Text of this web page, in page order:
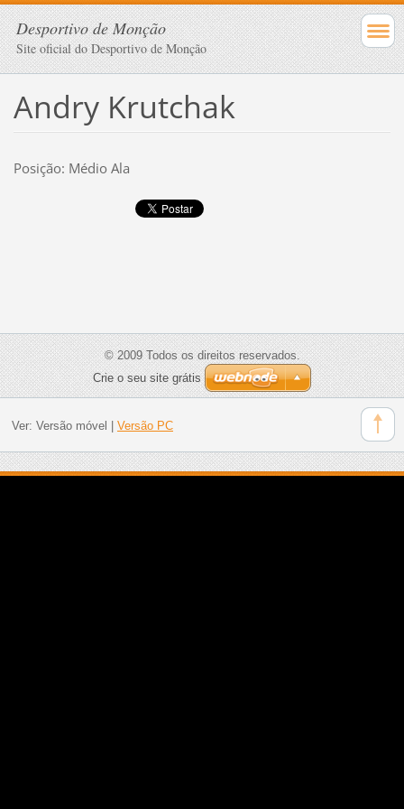
Desportivo de Monção
Site oficial do Desportivo de Monção
Andry Krutchak
Posição: Médio Ala
© 2009 Todos os direitos reservados.
Crie o seu site grátis
Ver: Versão móvel | Versão PC